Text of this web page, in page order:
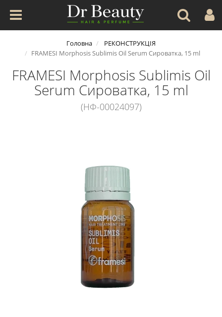
Головна
РЕКОНСТРУКЦІЯ
FRAMESI Morphosis Sublimis Oil Serum Сироватка, 15 ml
FRAMESI Morphosis Sublimis Oil
Serum Сироватка, 15 ml
(НФ-00024097)